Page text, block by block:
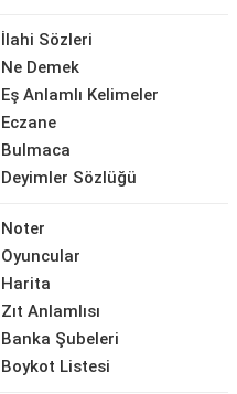
İlahi Sözleri
Ne Demek
Eş Anlamlı Kelimeler
Eczane
Bulmaca
Deyimler Sözlüğü
Noter
Oyuncular
Harita
Zıt Anlamlısı
Banka Şubeleri
Boykot Listesi